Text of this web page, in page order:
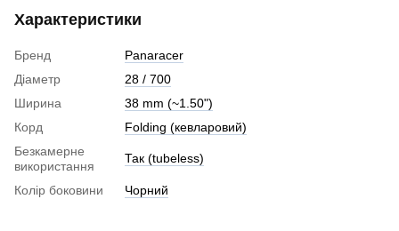
Характеристики
Бренд
Panaracer
Діаметр
28 / 700
Ширина
38 mm (~1.50")
Корд
Folding (кевларовий)
Безкамерне
використання
Так (tubeless)
Колір боковини Чорний